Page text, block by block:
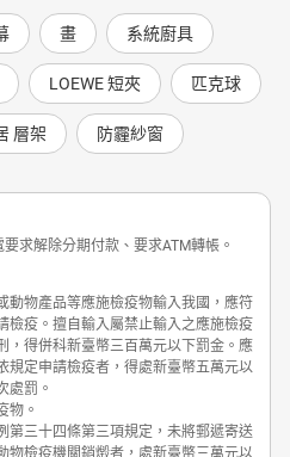
畫 系統廚具
LOEWE 短夾 匹克球
層架 防霾紗窗
求解除分期付款、要求ATM轉帳。
動物產品等應施檢疫物輸入我國，應符
檢疫。擅自輸入屬禁止輸入之應施檢疫
，得併科新臺幣三百萬元以下罰金。應
規定申請檢疫者，得處新臺幣五萬元以
處罰。
物。
第三十四條第三項規定，未將郵遞寄送
物檢疫機關銷燬者，處新臺幣三萬元以